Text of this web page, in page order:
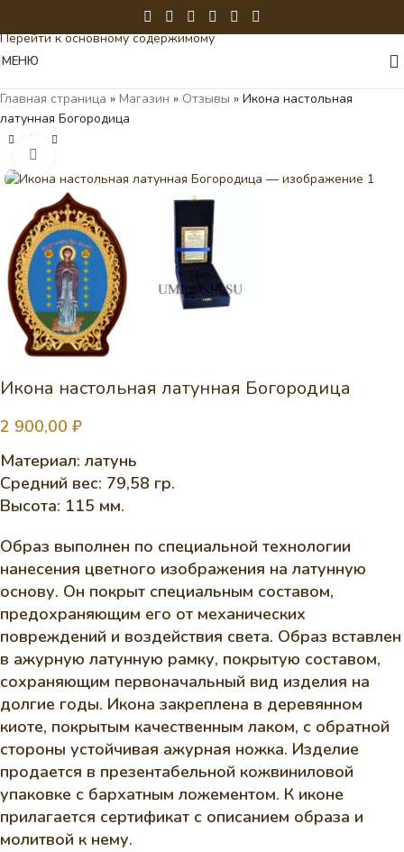
Перейти к основному содержимому
МЕНЮ
Главная страница » Магазин » Отзывы » Икона настольная
латунная Богородица
Икона настольная латунная Богородица
2 900,00 ₽
Материал: латунь
Средний вес: 79,58 гр.
Высота: 115 мм.
Образ выполнен по специальной технологии
нанесения цветного изображения на латунную
основу. Он покрыт специальным составом,
предохраняющим его от механических
повреждений и воздействия света. Образ вставлен
в ажурную латунную рамку, покрытую составом,
сохраняющим первоначальный вид изделия на
долгие годы. Икона закреплена в деревянном
киоте, покрытым качественным лаком, с обратной
стороны устойчивая ажурная ножка. Изделие
продается в презентабельной кожвиниловой
упаковке с бархатным ложементом. К иконе
прилагается сертификат с описанием образа и
молитвой к нему.